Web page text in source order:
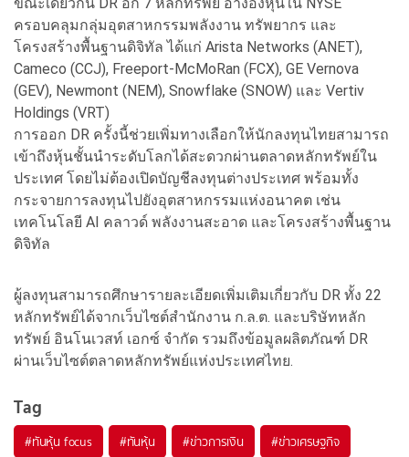
ครอบคลุมกลุ่มอุตสาหกรรมพลังงาน ทรัพยากร และ
โครงสร้างพื้นฐานดิจิทัล ได้แก่ Arista Networks (ANET),
Cameco (CCJ), Freeport-McMoRan (FCX), GE Vernova
(GEV), Newmont (NEM), Snowflake (SNOW) และ Vertiv
Holdings (VRT)
การออก DR ครั้งนี้ช่วยเพิ่มทางเลือกให้นักลงทุนไทยสามารถ
เข้าถึงหุ้นชั้นนำระดับโลกได้สะดวกผ่านตลาดหลักทรัพย์ใน
ประเทศ โดยไม่ต้องเปิดบัญชีลงทุนต่างประเทศ พร้อมทั้ง
กระจายการลงทุนไปยังอุตสาหกรรมแห่งอนาคต เช่น
เทคโนโลยี AI คลาวด์ พลังงานสะอาด และโครงสร้างพื้นฐาน
ดิจิทัล
ผู้ลงทุนสามารถศึกษารายละเอียดเพิ่มเติมเกี่ยวกับ DR ทั้ง 22
หลักทรัพย์ได้จากเว็บไซต์สำนักงาน ก.ล.ต. และบริษัทหลัก
ทรัพย์ อินโนเวสท์ เอกซ์ จำกัด รวมถึงข้อมูลผลิตภัณฑ์ DR
ผ่านเว็บไซต์ตลาดหลักทรัพย์แห่งประเทศไทย.
Tag
#ทันหุ้น focus #ทันหุ้น #ข่าวการเงิน #ข่าวเศรษฐกิจ